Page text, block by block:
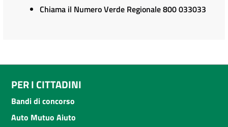
Chiama il Numero Verde Regionale 800 033033
PER I CITTADINI
Bandi di concorso
Auto Mutuo Aiuto